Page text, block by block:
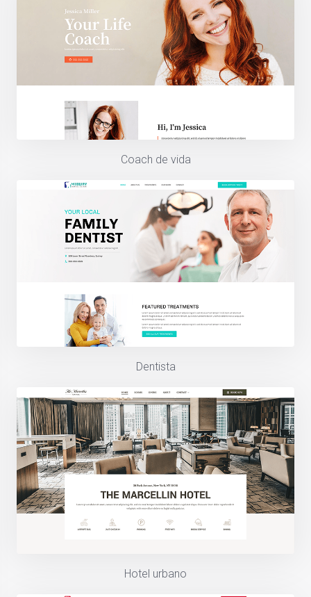
Coach de vida
Dentista
Hotel urbano